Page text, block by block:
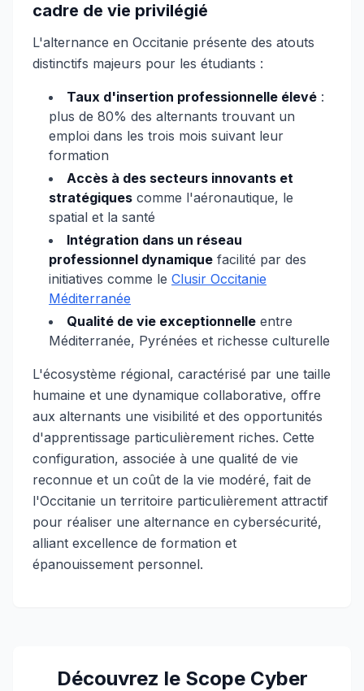
cadre de vie privilégié
L'alternance en Occitanie présente des atouts
distinctifs majeurs pour les étudiants :
Taux d'insertion professionnelle élevé :
plus de 80% des alternants trouvant un
emploi dans les trois mois suivant leur
formation
Accès à des secteurs innovants et
stratégiques comme l'aéronautique, le
spatial et la santé
Intégration dans un réseau
professionnel dynamique facilité par des
initiatives comme le Clusir Occitanie
Méditerranée
Qualité de vie exceptionnelle entre
Méditerranée, Pyrénées et richesse culturelle
L'écosystème régional, caractérisé par une taille
humaine et une dynamique collaborative, offre
aux alternants une visibilité et des opportunités
d'apprentissage particulièrement riches. Cette
configuration, associée à une qualité de vie
reconnue et un coût de la vie modéré, fait de
l'Occitanie un territoire particulièrement attractif
pour réaliser une alternance en cybersécurité,
alliant excellence de formation et
épanouissement personnel.
Découvrez le Scope Cyber